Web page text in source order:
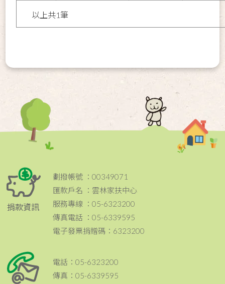
以上共1筆
捐款資訊
劃撥帳號 ：00349071
匯款戶名 ：雲林家扶中心
服務專線 ：05-6323200
傳真電話 ：05-6339595
電子發票捐贈碼：6323200
電話：05-6323200
傳真：05-6339595